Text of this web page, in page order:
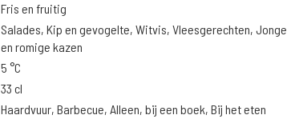
Fris en fruitig
Salades, Kip en gevogelte, Witvis, Vleesgerechten, Jonge
en romige kazen
5 °C
33 cl
Haardvuur, Barbecue, Alleen, bij een boek, Bij het eten